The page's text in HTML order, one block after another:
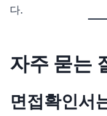
다.
자주 묻는
면접확인서